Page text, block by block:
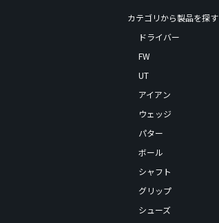
カテゴリから製品を探す
ドライバー
FW
UT
アイアン
ウェッジ
パター
ボール
シャフト
グリップ
シューズ